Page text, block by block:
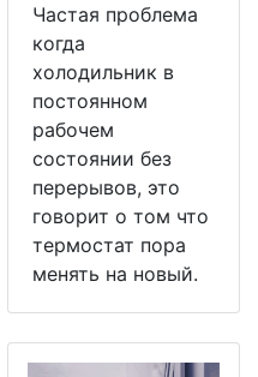
Частая проблема
когда
холодильник в
постоянном
рабочем
состоянии без
перерывов, это
говорит о том что
термостат пора
менять на новый.